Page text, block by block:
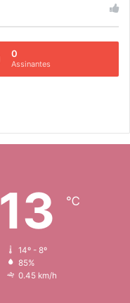
0
Assinantes
13 ℃
14º - 8º
85%
0.45 km/h